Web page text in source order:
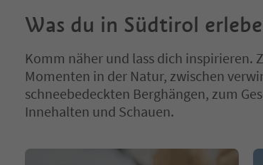
Was du in Südtirol
Komm näher und lass dich inspirieren.
Momenten in der Natur, zwischen
schneebedeckten Berghängen, zum
Innehalten und Schauen.